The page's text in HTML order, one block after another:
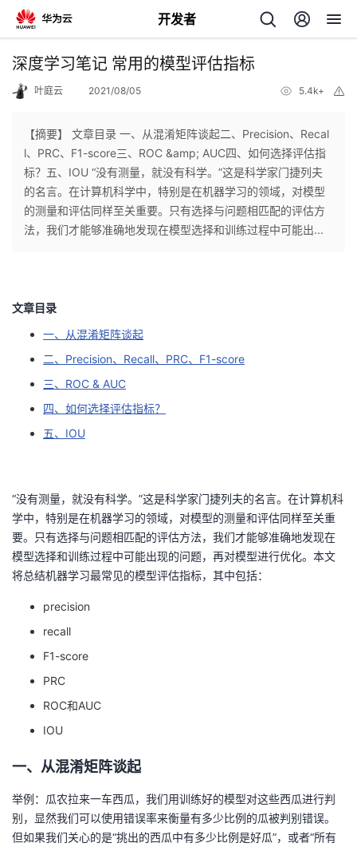
开发者
返
个
人
页
我
开
者
博
客
的
论
坛
我
的
圈
我
的
播
我
活
的
注
我
开
发
者
的
Programs
我
的
支
深度学习笔记 常用的模型评估指标
叶庭云 2021/08/05 5.4k+
【摘要】 文章目录 一、从混淆矩阵谈起二、Precision、Recal
l、PRC、F1-score三、ROC &amp; AUC四、如何选择评估指
标？五、IOU “没有测量，就没有科学。”这是科学家门捷列夫
的名言。在计算机科学中，特别是在机器学习的领域，对模型
的测量和评估同样至关重要。只有选择与问题相匹配的评估方
法，我们才能够准确地发现在模型选择和训练过程中可能出...
文章目录
一、从混淆矩阵谈起
二、Precision、Recall、PRC、F1-score
三、ROC & AUC
四、如何选择评估指标？
五、IOU
“没有测量，就没有科学。”这是科学家门捷列夫的名言。在计算机科
学中，特别是在机器学习的领域，对模型的测量和评估同样至关重
要。只有选择与问题相匹配的评估方法，我们才能够准确地发现在
模型选择和训练过程中可能出现的问题，再对模型进行优化。本文
将总结机器学习最常见的模型评估指标，其中包括：
precision
recall
F1-score
PRC
ROC和AUC
IOU
一、从混淆矩阵谈起
举例：瓜农拉来一车西瓜，我们用训练好的模型对这些西瓜进行判
别，显然我们可以使用错误率来衡量有多少比例的瓜被判别错误。
但如果我们关心的是“挑出的西瓜中有多少比例是好瓜”，或者“所有